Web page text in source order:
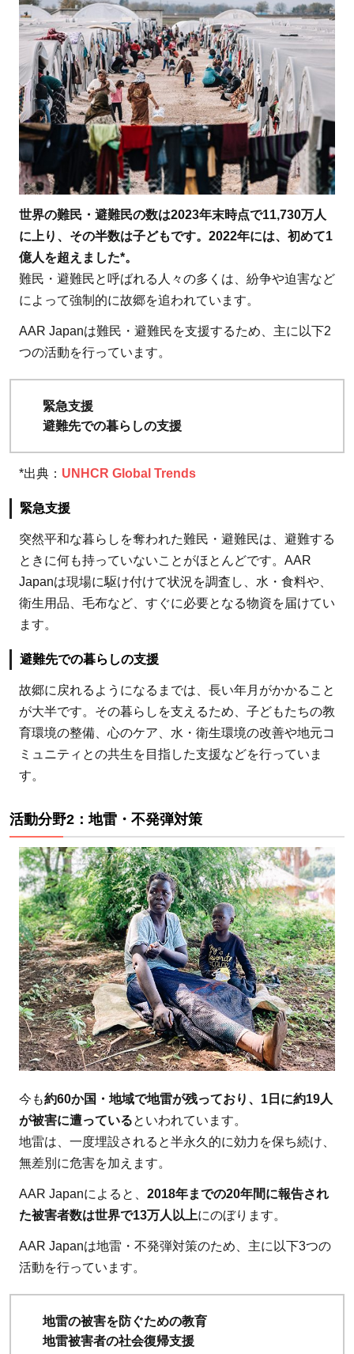
め：AAR
Japan［難
民を助け
る会］
は、世界
で認めら
れる日本
発のNGO
を応援し
たい、と
考える人
におすす
め！
5
AAR
Japan［難
民を助け
る会］の
世界の難民・避難民の数は2023年末時点で11,730万人
に上り、その半数は子どもです。2022年には、初めて1
億人を超えました*。
難民・避難民と呼ばれる人々の多くは、紛争や迫害など
によって強制的に故郷を追われています。
AAR Japanは難民・避難民を支援するため、主に以下2
つの活動を行っています。
緊急支援
避難先での暮らしの支援
*出典： UNHCR Global Trends
緊急支援
突然平和な暮らしを奪われた難民・避難民は、避難する
ときに何も持っていないことがほとんどです。AAR
Japanは現場に駆け付けて状況を調査し、水・食料や、
衛生用品、毛布など、すぐに必要となる物資を届けてい
ます。
避難先での暮らしの支援
故郷に戻れるようになるまでは、長い年月がかかること
が大半です。その暮らしを支えるため、子どもたちの教
育環境の整備、心のケア、水・衛生環境の改善や地元コ
ミュニティとの共生を目指した支援などを行っていま
す。
活動分野2：地雷・不発弾対策
今も約60か国・地域で地雷が残っており、1日に約19人
が被害に遭っているといわれています。
地雷は、一度埋設されると半永久的に効力を保ち続け、
無差別に危害を加えます。
AAR Japanによると、 2018年までの20年間に報告され
た被害者数は世界で13万人以上にのぼります。
AAR Japanは地雷・不発弾対策のため、主に以下3つの
活動を行っています。
地雷の被害を防ぐための教育
地雷被害者の社会復帰支援